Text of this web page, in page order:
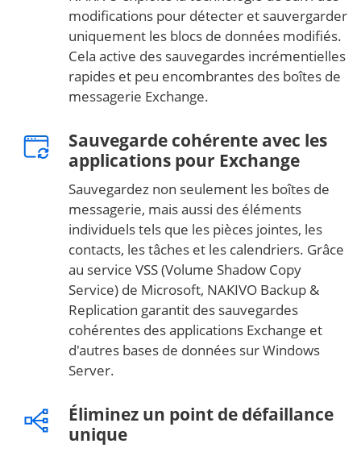
modifications pour détecter et sauvergarder
uniquement les blocs de données modifiés.
Cela active des sauvegardes incrémentielles
rapides et peu encombrantes des boîtes de
messagerie Exchange.
Sauvegarde cohérente avec les
applications pour Exchange
Sauvegardez non seulement les boîtes de
messagerie, mais aussi des éléments
individuels tels que les pièces jointes, les
contacts, les tâches et les calendriers. Grâce
au service VSS (Volume Shadow Copy
Service) de Microsoft, NAKIVO Backup &
Replication garantit des sauvegardes
cohérentes des applications Exchange et
d'autres bases de données sur Windows
Server.
Éliminez un point de défaillance
unique